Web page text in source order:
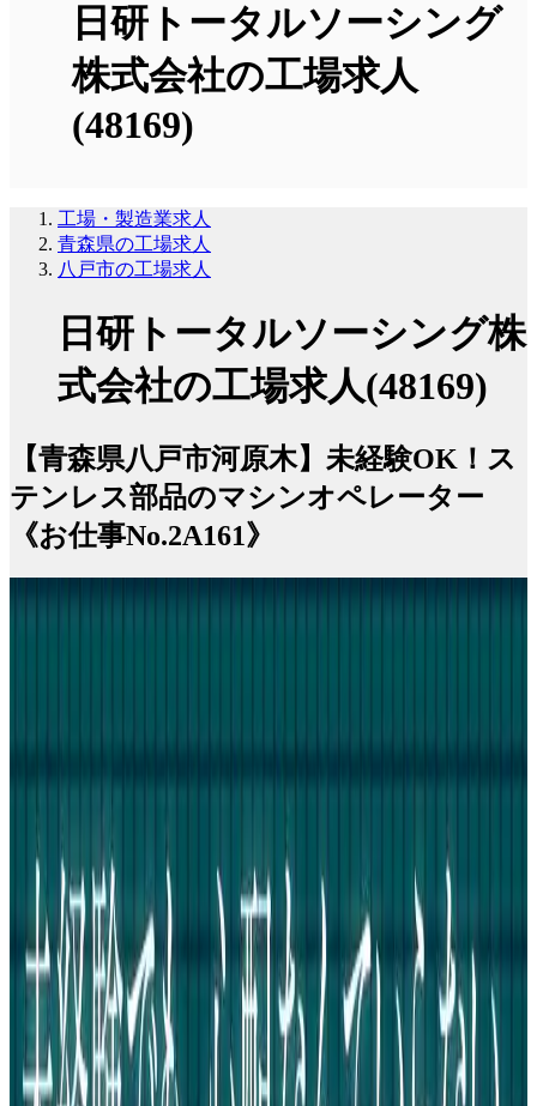
日研トータルソーシング
株式会社の工場求人
(48169)
工場・製造業求人
青森県の工場求人
八戸市の工場求人
日研トータルソーシング株
式会社の工場求人(48169)
【青森県八戸市河原木】未経験OK！ス
テンレス部品のマシンオペレーター
《お仕事No.2A161》